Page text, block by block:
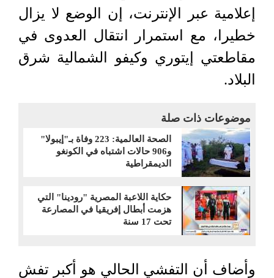
إعلامية عبر الإنترنت، إن الوضع لا يزال
خطيرا، مع استمرار انتقال العدوى في
مقاطعتي إيتوري وكيفو الشمالية شرق
البلاد.
موضوعات ذات صلة
الصحة العالمية: 223 وفاة بـ"إيبولا"
و906 حالات اشتباه في الكونغو
الديمقراطية
حكاية اللاعبة المصرية "رودينا" التي
هزمت أبطال إفريقيا في المصارعة
تحت 17 سنة
وأضاف أن التفشي الحالي هو أكبر تفشٍ